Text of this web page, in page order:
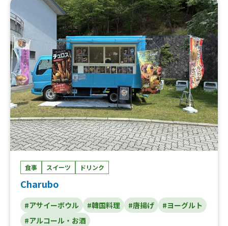
食事 スイーツ ドリンク
Charubo
#アサイーボウル #韓国料理 #唐揚げ
#ヨーグルト
#アルコール・お酒